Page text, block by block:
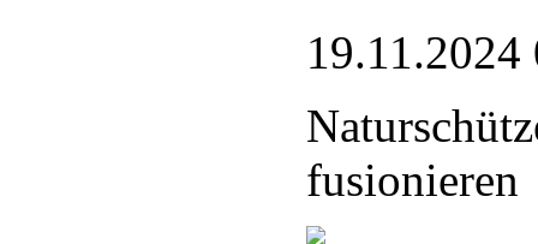
19.11.2024
fusionieren